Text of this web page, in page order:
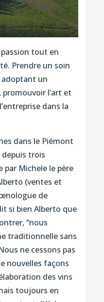
passion tout en
Prendre un soin
adoptant un
l’art et
dans la
dans le Piémont
depuis trois
par Michele le père
(ventes et
de
si bien Alberto que
‘’nous
traditionnelle sans
ne cessons pas
nouvelles façons
des vins
toujours en